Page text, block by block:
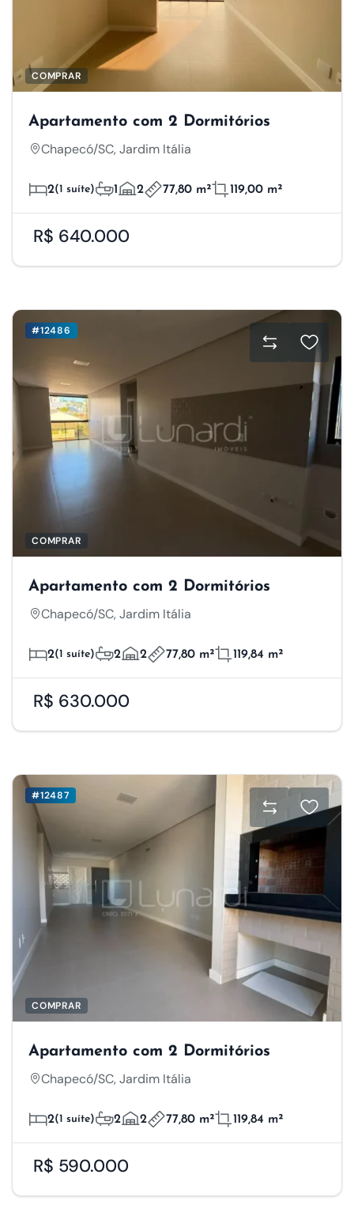
COMPRAR
Apartamento com 2 Dormitórios
Chapecó/SC, Jardim Itália
2(1 suíte) 1 2 77,80 m² 119,00 m²
R$ 640.000
#12486
COMPRAR
Apartamento com 2 Dormitórios
Chapecó/SC, Jardim Itália
2(1 suíte) 2 2 77,80 m² 119,84 m²
R$ 630.000
#12487
COMPRAR
Apartamento com 2 Dormitórios
Chapecó/SC, Jardim Itália
2(1 suíte) 2 2 77,80 m² 119,84 m²
R$ 590.000